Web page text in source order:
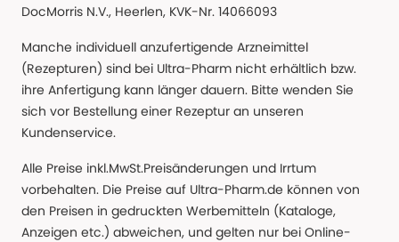
DocMorris N.V., Heerlen, KVK-Nr. 14066093
Manche individuell anzufertigende Arzneimittel
(Rezepturen) sind bei Ultra-Pharm nicht erhältlich bzw.
ihre Anfertigung kann länger dauern. Bitte wenden Sie
sich vor Bestellung einer Rezeptur an unseren
Kundenservice.
Alle Preise inkl.MwSt.Preisänderungen und Irrtum
vorbehalten. Die Preise auf Ultra-Pharm.de können von
den Preisen in gedruckten Werbemitteln (Kataloge,
Anzeigen etc.) abweichen, und gelten nur bei Online-